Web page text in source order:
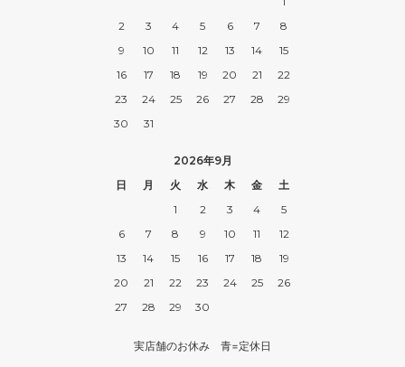
2
3 4 5 6 7
8
9
10 11 12 13 14
15
16
17 18 19 20 21
22
23
24 25 26 27 28
29
30
31
2026年9月
日
月 火 水 木 金
土
1
2 3 4
5
6
7 8 9 10 11
12
13
14 15 16 17 18
19
20
21 22 23 24 25
26
27
28 29 30
実店舗のお休み 青=定休日